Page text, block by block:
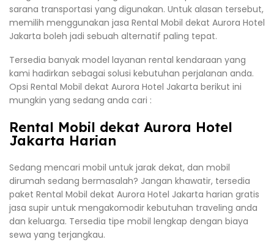
sarana transportasi yang digunakan. Untuk alasan tersebut,
memilih menggunakan jasa Rental Mobil dekat Aurora Hotel
Jakarta boleh jadi sebuah alternatif paling tepat.
Tersedia banyak model layanan rental kendaraan yang
kami hadirkan sebagai solusi kebutuhan perjalanan anda.
Opsi Rental Mobil dekat Aurora Hotel Jakarta berikut ini
mungkin yang sedang anda cari :
Rental Mobil dekat Aurora Hotel
Jakarta Harian
Sedang mencari mobil untuk jarak dekat, dan mobil
dirumah sedang bermasalah? Jangan khawatir, tersedia
paket Rental Mobil dekat Aurora Hotel Jakarta harian gratis
jasa supir untuk mengakomodir kebutuhan traveling anda
dan keluarga. Tersedia tipe mobil lengkap dengan biaya
sewa yang terjangkau.